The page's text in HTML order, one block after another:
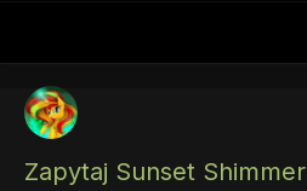
Zapytaj Sunset Shimmer